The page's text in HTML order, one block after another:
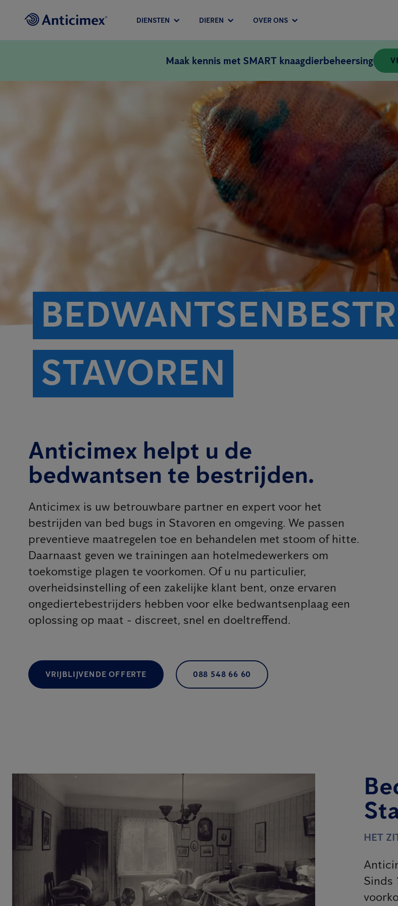
DIENSTEN DIEREN OVER ONS
Maak kennis met SMART knaagdierbeheersing
STAVOREN
Anticimex helpt u de
bedwantsen te bestrijden.
Anticimex is uw betrouwbare partner en expert voor het
bestrijden van bed bugs in Stavoren en omgeving. We passen
preventieve maatregelen toe en behandelen met stoom of hitte.
Daarnaast geven we trainingen aan hotelmedewerkers om
toekomstige plagen te voorkomen. Of u nu particulier,
overheidsinstelling of een zakelijke klant bent, onze ervaren
ongediertebestrijders hebben voor elke bedwantsenplaag een
oplossing op maat - discreet, snel en doeltreffend.
VRIJBLIJVENDE OFFERTE 088 548 66 60
HET
Sinds